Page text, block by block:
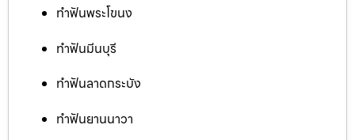
ทำฟันพระโขนง
ทำฟันมีนบุรี
ทำฟันลาดกระบัง
ทำฟันยานนาวา